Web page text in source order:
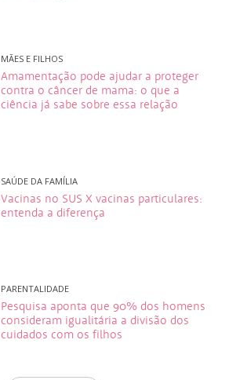
MÃES E FILHOS
Amamentação pode ajudar a proteger
contra o câncer de mama: o que a
ciência já sabe sobre essa relação
SAÚDE DA FAMÍLIA
Vacinas no SUS X vacinas particulares:
entenda a diferença
PARENTALIDADE
Pesquisa aponta que 90% dos homens
consideram igualitária a divisão dos
cuidados com os filhos